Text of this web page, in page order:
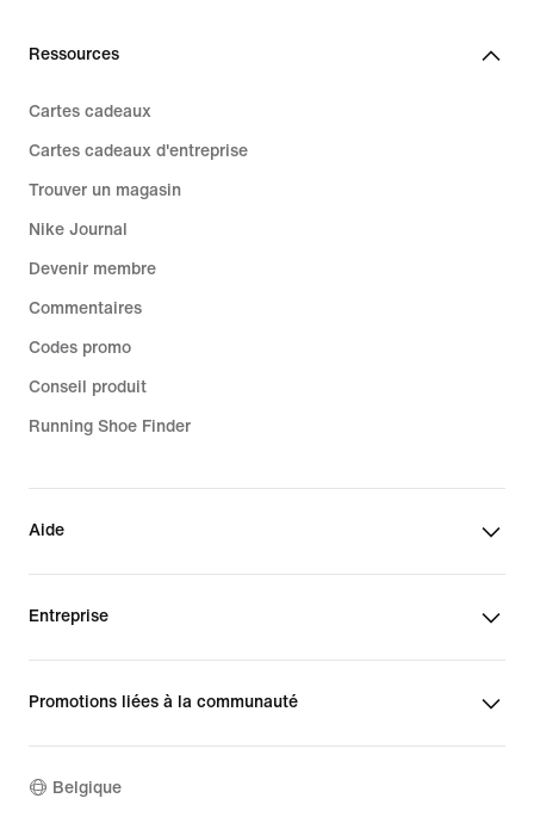
Ressources
Cartes cadeaux
Cartes cadeaux d'entreprise
Trouver un magasin
Nike Journal
Devenir membre
Commentaires
Codes promo
Conseil produit
Running Shoe Finder
Aide
Entreprise
Promotions liées à la communauté
Belgique